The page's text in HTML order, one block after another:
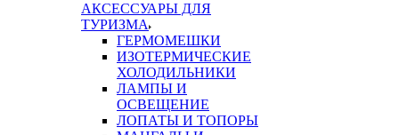
АКСЕССУАРЫ ДЛЯ
ТУРИЗМА
ГЕРМОМЕШКИ
ИЗОТЕРМИЧЕСКИЕ
ХОЛОДИЛЬНИКИ
ЛАМПЫ И
ОСВЕЩЕНИЕ
ЛОПАТЫ И ТОПОРЫ